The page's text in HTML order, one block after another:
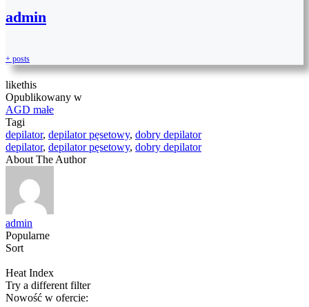
admin
+ posts
likethis
Opublikowany w
AGD małe
Tagi
depilator, depilator pęsetowy, dobry depilator
depilator, depilator pęsetowy, dobry depilator
About The Author
admin
Popularne
Sort
Heat Index
Try a different filter
Nowość w ofercie: